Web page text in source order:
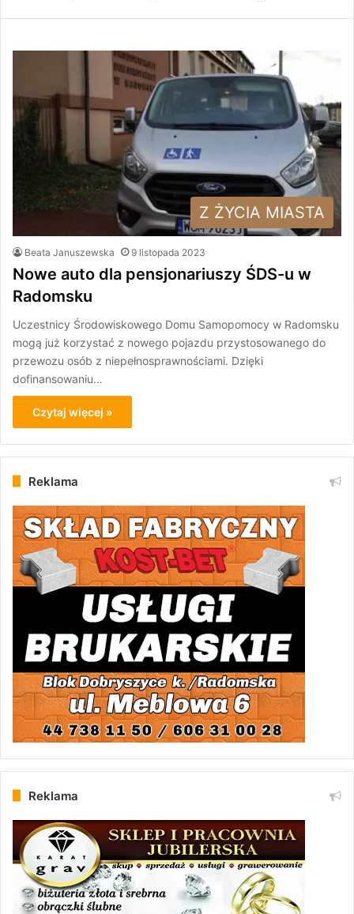
Z ŻYCIA MIASTA
Beata Januszewska 9 listopada 2023
Nowe auto dla pensjonariuszy ŚDS-u w
Radomsku
Uczestnicy Środowiskowego Domu Samopomocy w Radomsku
mogą już korzystać z nowego pojazdu przystosowanego do
przewozu osób z niepełnosprawnościami. Dzięki
dofinansowaniu…
Czytaj więcej »
Reklama
Reklama